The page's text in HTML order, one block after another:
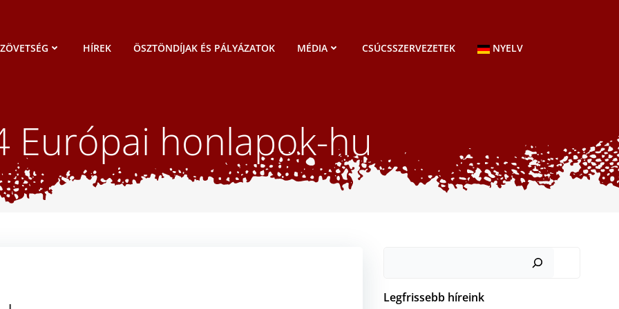
HÍREK ÖSZTÖNDÍJAK ÉS PÁLYÁZATOK MÉDIA CSÚCSSZERVEZETEK NYELV
Európai honlapok-hu
Legfrissebb híreink